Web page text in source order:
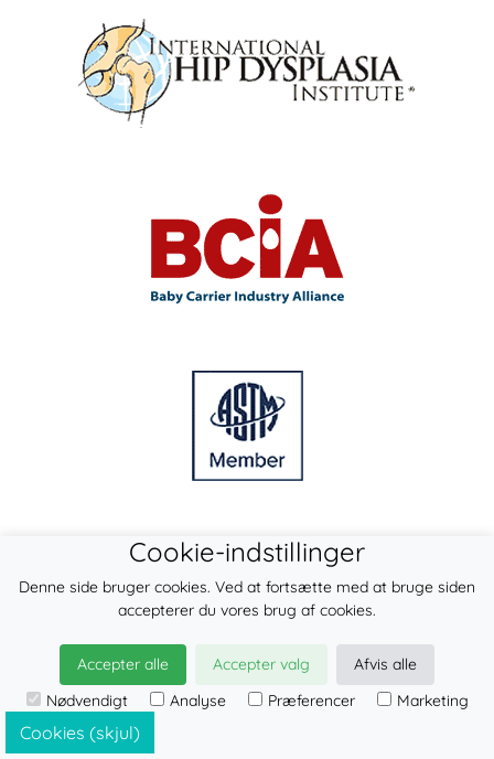
Cookies (skjul)
Cookie-indstillinger
Denne side bruger cookies. Ved at fortsætte med at bruge siden
accepterer du vores brug af cookies.
Accepter alle Accepter valg
Afvis alle
Nødvendigt
Analyse Præferencer Marketing